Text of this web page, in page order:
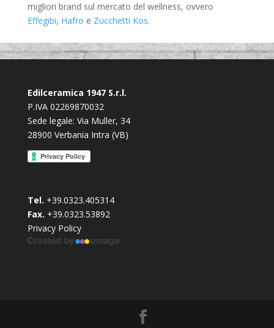
migliori brand sul mercato del wellness, ovvero
Effegibi, Hafro e Zucchetti Kos.
Edilceramica 1947 S.r.l.
P.IVA 02269870032
Sede legale: Via Muller, 34
28900 Verbania Intra (VB)
Tel. +39.0323.405314
Fax. +39.0323.53892
Privacy Policy